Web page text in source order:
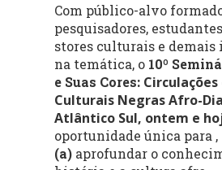
Com público-alvo
pesquisadores,
stores culturais e demais
na temática, o 10º
e Suas Cores: Circulações
Culturais Negras Afro-
Atlântico Sul, ontem e
oportunidade única para ,
(a) aprofundar o